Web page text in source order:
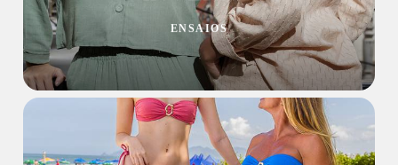
ENSAIOS